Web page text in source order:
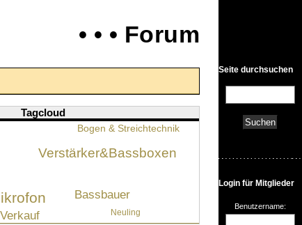
Seite durchsuchen
Login für Mitglieder
Benutzername:
• • • Forum
Tagcloud
Verstärker&Bassboxen
Bassbauer
Bogen & Streichtechnik
Neuling